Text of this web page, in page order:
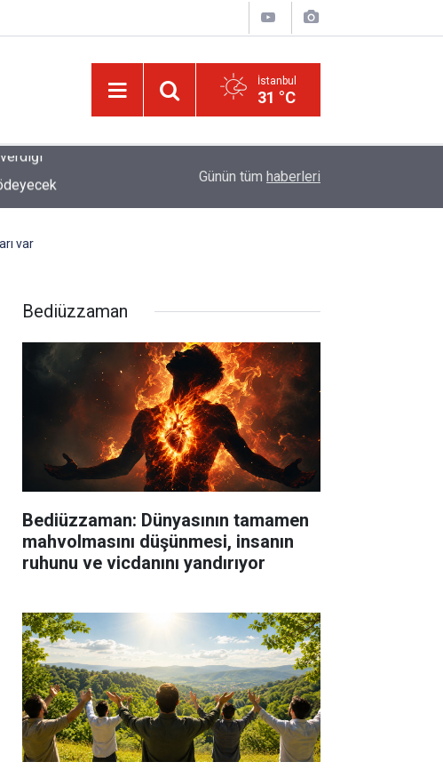
İstanbul
31 °C
Çile çekilen yol!
Günün tüm haberleri
var
Bediüzzaman
Bediüzzaman: Dünyasının tamamen
mahvolmasını düşünmesi, insanın
ruhunu ve vicdanını yandırıyor